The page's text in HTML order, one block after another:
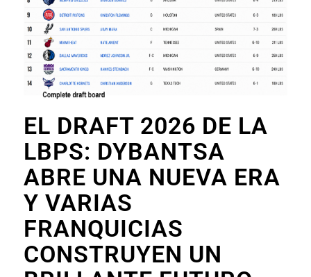
EL DRAFT 2026 DE LA
LBPS: DYBANTSA
ABRE UNA NUEVA ERA
Y VARIAS
FRANQUICIAS
CONSTRUYEN UN